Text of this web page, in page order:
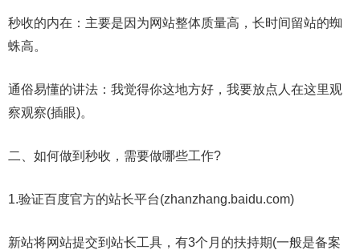
秒收的内在：主要是因为网站整体质量高，长时间留站的蜘
蛛高。
通俗易懂的讲法：我觉得你这地方好，我要放点人在这里观
察观察(插眼)。
二、如何做到秒收，需要做哪些工作?
1.验证百度官方的站长平台(zhanzhang.baidu.com)
新站将网站提交到站长工具，有3个月的扶持期(一般是备案